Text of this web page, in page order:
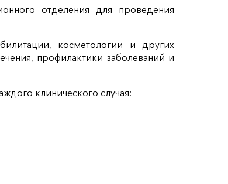
отделения для проведения
косметологии и других
профилактики заболеваний и
клинического случая: